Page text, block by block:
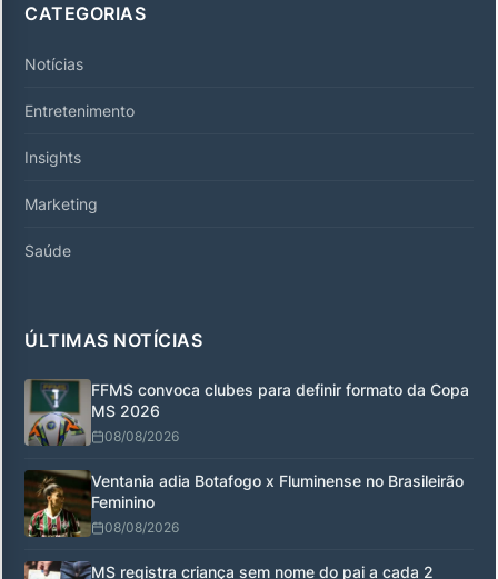
CATEGORIAS
Notícias
Entretenimento
Insights
Marketing
Saúde
ÚLTIMAS NOTÍCIAS
FFMS convoca clubes para definir formato da Copa
MS 2026
08/08/2026
Ventania adia Botafogo x Fluminense no Brasileirão
Feminino
08/08/2026
MS registra criança sem nome do pai a cada 2